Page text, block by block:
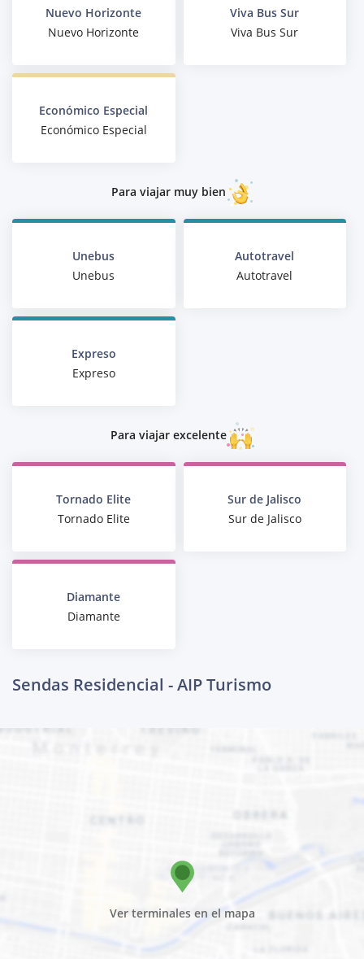
Nuevo Horizonte
Nuevo Horizonte
Viva Bus Sur
Viva Bus Sur
Económico Especial
Económico Especial
Para viajar muy bien
Unebus
Unebus
Autotravel
Autotravel
Expreso
Expreso
Para viajar excelente
Tornado Elite
Tornado Elite
Sur de Jalisco
Sur de Jalisco
Diamante
Diamante
Sendas Residencial - AIP Turismo
Ver terminales en el mapa